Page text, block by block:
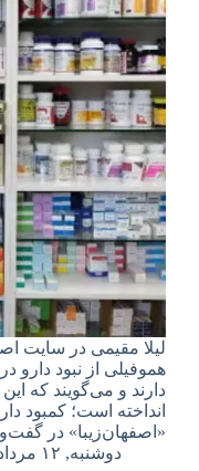
لیلا مقیمی در سایت
هموفیلی از نبود دارو
دارند و می‌گویند که
انداخته است؛ کمبود
«اصفهان‌زیبا» در
دوشنبه, ۱۲ مرداد ۱۴۰۵ – ۱۴:۰۰